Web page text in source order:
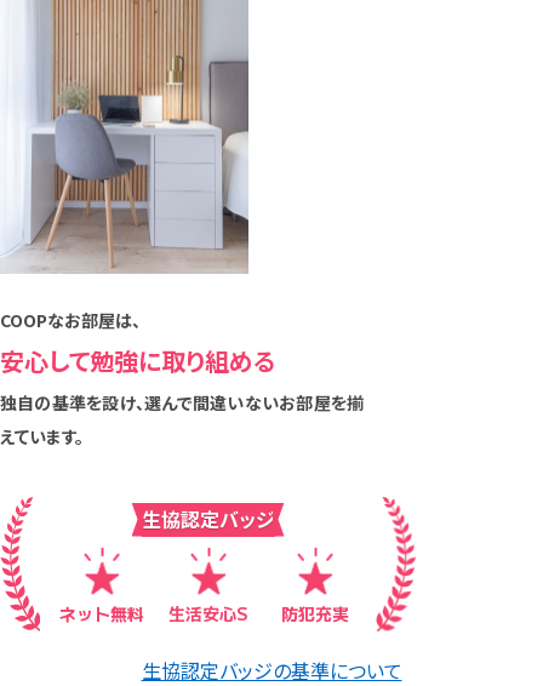
COOPなお部屋は、
安心して勉強に取り組める
独自の基準を設け、選んで間違いないお部屋を揃
えています。
生協認定バッジ
ネット無料 生活安心S 防犯充実
生協認定バッジの基準について